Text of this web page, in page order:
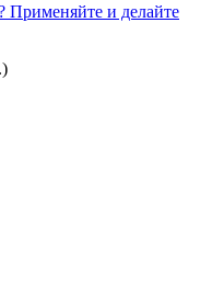
Применяйте и делайте